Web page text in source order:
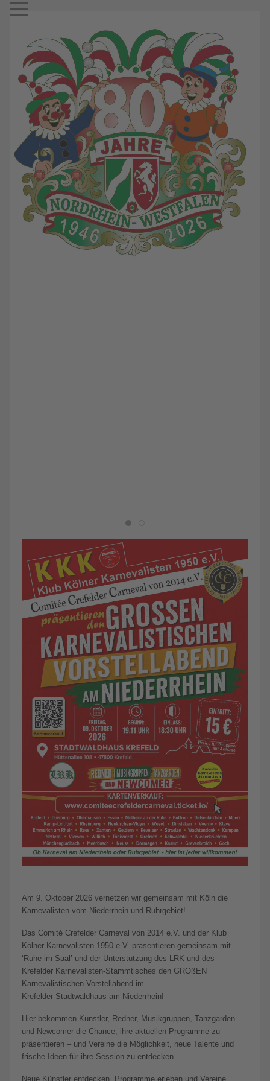
Mobile Menu Toggle
Am 9. Oktober 2026 vernetzen wir gemeinsam mit Köln die
Karnevalisten vom Niederrhein und Ruhrgebiet!
Das Comité Crefelder Carneval von 2014 e.V. und der Klub
Kölner Karnevalisten 1950 e.V. präsentieren gemeinsam mit
‘Ruhe im Saal’ und der Unterstützung des LRK und des
Krefelder Karnevalisten-Stammtisches den GROßEN
Karnevalistischen Vorstellabend im
Krefelder Stadtwaldhaus am Niederrhein!
Hier bekommen Künstler, Redner, Musikgruppen, Tanzgarden
und Newcomer die Chance, ihre aktuellen Programme zu
präsentieren – und Vereine die Möglichkeit, neue Talente und
frische Ideen für ihre Session zu entdecken.
Neue Künstler entdecken, Programme erleben und Vereine